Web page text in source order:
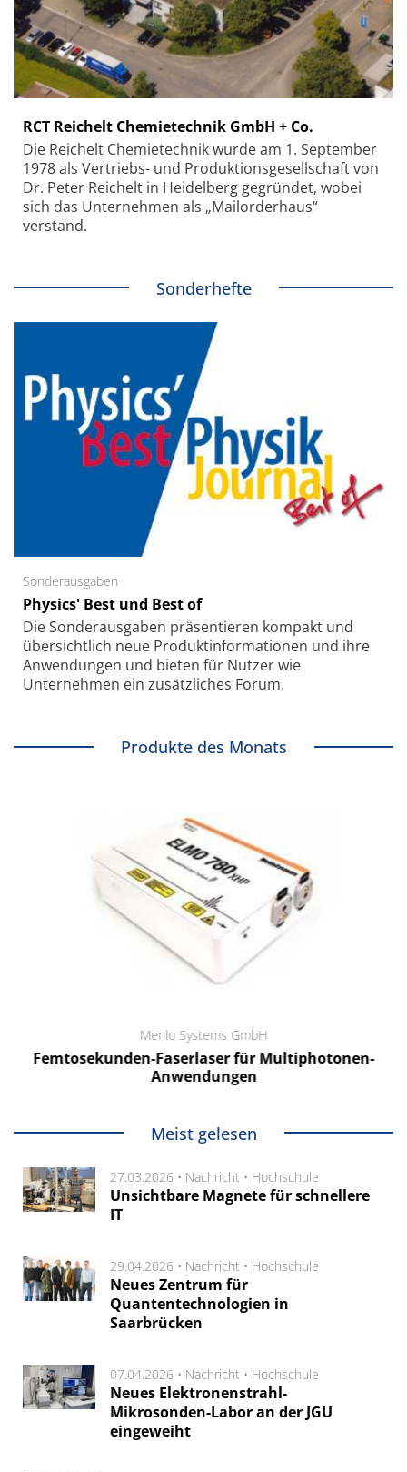
RCT Reichelt Chemietechnik GmbH + Co.
Die Reichelt Chemietechnik wurde am 1. September
1978 als Vertriebs- und Produktionsgesellschaft von
Dr. Peter Reichelt in Heidelberg gegründet, wobei
sich das Unternehmen als „Mailorderhaus“
verstand.
Sonderhefte
Sonderausgaben
Physics' Best und Best of
Die Sonder­ausgaben präsentieren kompakt und
übersichtlich neue Produkt­informationen und ihre
Anwendungen und bieten für Nutzer wie
Unternehmen ein zusätzliches Forum.
Produkte des Monats
Menlo Systems GmbH
Femtosekunden-Faserlaser für Multiphotonen-
Anwendungen
Meist gelesen
27.03.2026 • Nachricht • Hochschule
Unsichtbare Magnete für schnellere
IT
29.04.2026 • Nachricht • Hochschule
Neues Zentrum für
Quantentechnologien in
Saarbrücken
07.04.2026 • Nachricht • Hochschule
Neues Elektronenstrahl-
Mikrosonden-Labor an der JGU
eingeweiht